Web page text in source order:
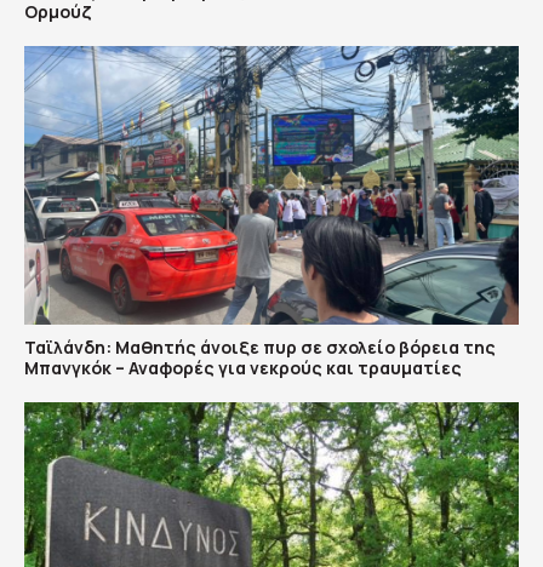
Ορμούζ
Ταϊλάνδη: Μαθητής άνοιξε πυρ σε σχολείο βόρεια της
Μπανγκόκ – Αναφορές για νεκρούς και τραυματίες